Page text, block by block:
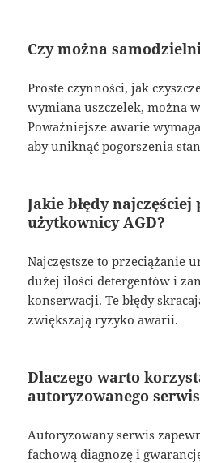
Czy można
Proste czynności, jak
wymiana uszczelek, można
Poważniejsze awarie
aby uniknąć pogorszenia
Jakie błędy najczęściej
użytkownicy AGD?
Najczęstsze to przeciążanie
dużej ilości detergentów i
konserwacji. Te błędy
zwiększają ryzyko awarii.
Dlaczego warto
autoryzowanego
Autoryzowany serwis
fachową diagnozę i